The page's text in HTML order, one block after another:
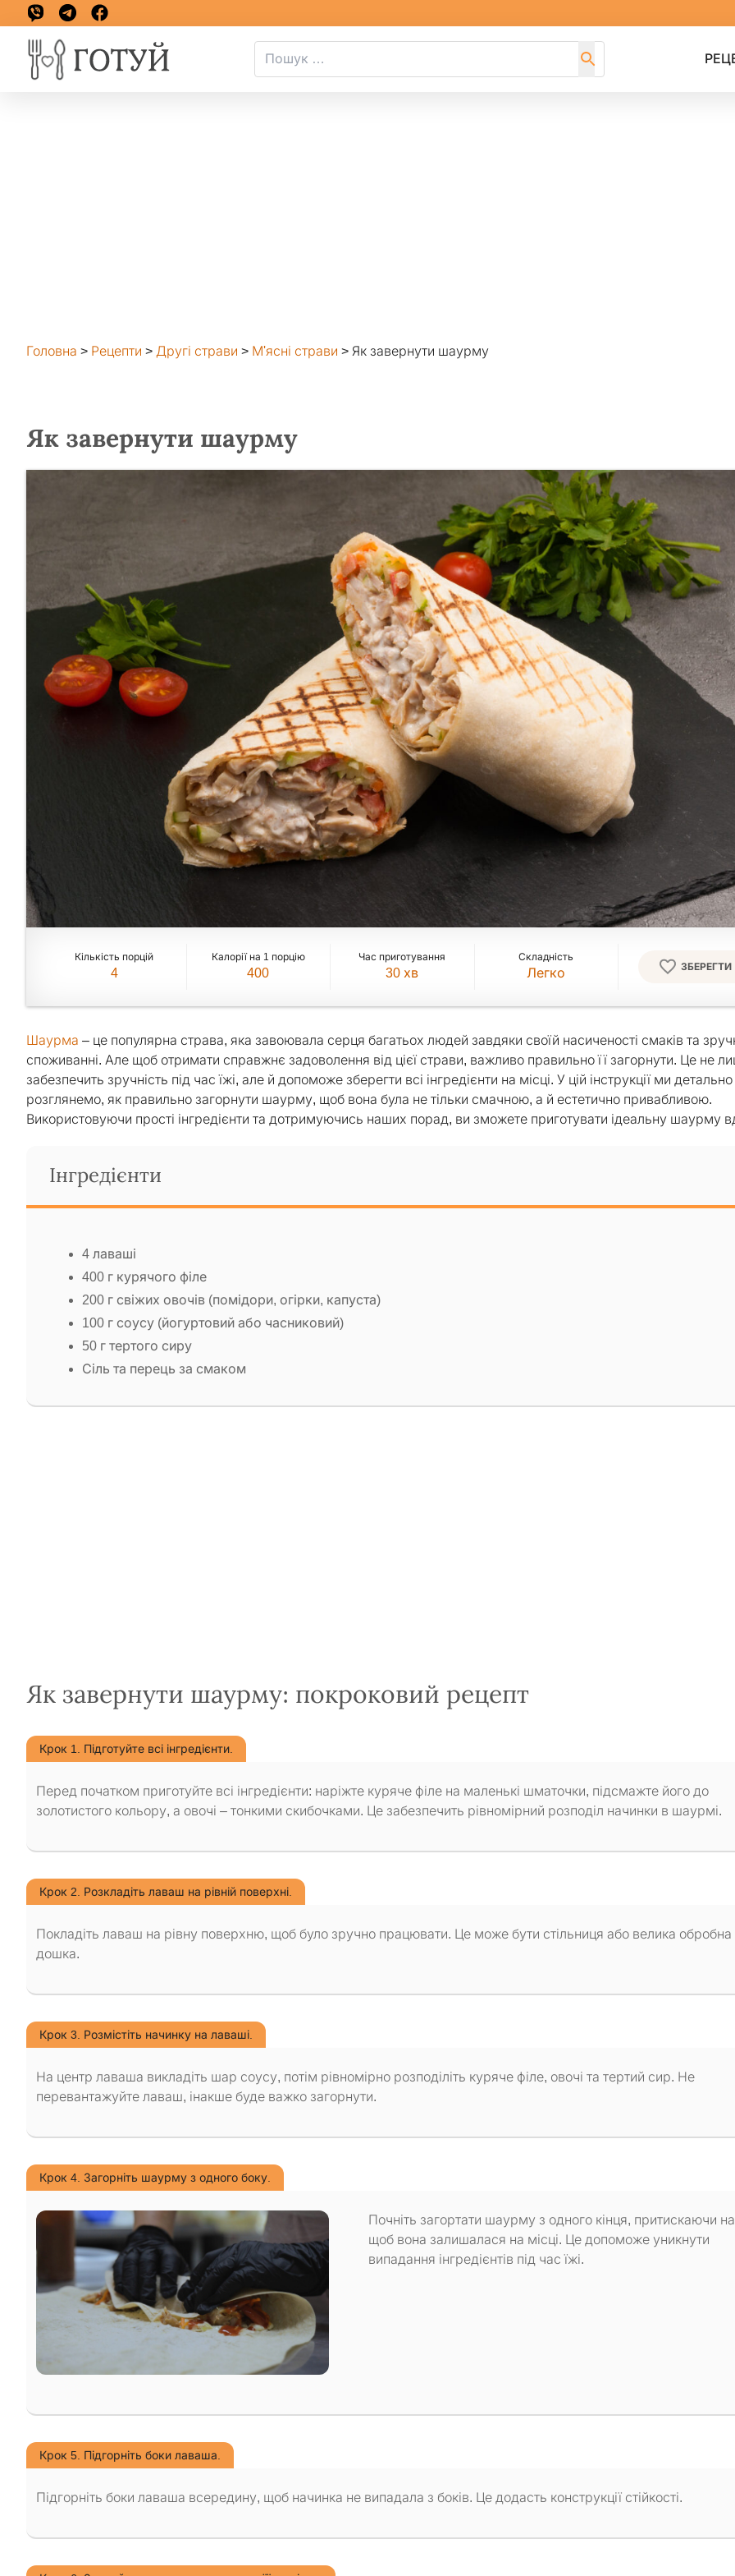
Головна > Рецепти > Другі страви > М'ясні страви > Як завернути шаурму
Як завернути шаурму
Кількість порцій
4
Калорії на 1 порцію
400
Час приготування
30 хв
Складність
Легко ЗБЕРЕГТИ
Шаурма – це популярна страва, яка завоювала серця багатьох людей завдяки своїй насиченості смаків та
споживанні. Але щоб отримати справжнє задоволення від цієї страви, важливо правильно її загорнути. Це не
забезпечить зручність під час їжі, але й допоможе зберегти всі інгредієнти на місці. У цій інструкції ми детально
розглянемо, як правильно загорнути шаурму, щоб вона була не тільки смачною, а й естетично привабливою.
Використовуючи прості інгредієнти та дотримуючись наших порад, ви зможете приготувати ідеальну шаурму
Інгредієнти
4 лаваші
400 г курячого філе
200 г свіжих овочів (помідори, огірки, капуста)
100 г соусу (йогуртовий або часниковий)
50 г тертого сиру
Сіль та перець за смаком
Як завернути шаурму: покроковий рецепт
Крок 1. Підготуйте всі інгредієнти.
Перед початком приготуйте всі інгредієнти: наріжте куряче філе на маленькі шматочки, підсмажте його до
золотистого кольору, а овочі – тонкими скибочками. Це забезпечить рівномірний розподіл начинки в шаурмі.
Крок 2. Розкладіть лаваш на рівній поверхні.
Покладіть лаваш на рівну поверхню, щоб було зручно працювати. Це може бути стільниця або велика обробна
дошка.
Крок 3. Розмістіть начинку на лаваші.
На центр лаваша викладіть шар соусу, потім рівномірно розподіліть куряче філе, овочі та тертий сир. Не
перевантажуйте лаваш, інакше буде важко загорнути.
Крок 4. Загорніть шаурму з одного боку.
Почніть загортати шаурму з одного кінця, притискаючи
щоб вона залишалася на місці. Це допоможе уникнути
випадання інгредієнтів під час їжі.
Крок 5. Підгорніть боки лаваша.
Підгорніть боки лаваша всередину, щоб начинка не випадала з боків. Це додасть конструкції стійкості.